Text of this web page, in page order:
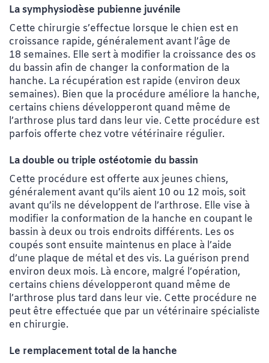
La symphysiodèse pubienne juvénile
Cette chirurgie s’effectue lorsque le chien est en
croissance rapide, généralement avant l’âge de
18 semaines. Elle sert à modifier la croissance des os
du bassin afin de changer la conformation de la
hanche. La récupération est rapide (environ deux
semaines). Bien que la procédure améliore la hanche,
certains chiens développeront quand même de
l’arthrose plus tard dans leur vie. Cette procédure est
parfois offerte chez votre vétérinaire régulier.
La double ou triple ostéotomie du bassin
Cette procédure est offerte aux jeunes chiens,
généralement avant qu’ils aient 10 ou 12 mois, soit
avant qu’ils ne développent de l’arthrose. Elle vise à
modifier la conformation de la hanche en coupant le
bassin à deux ou trois endroits différents. Les os
coupés sont ensuite maintenus en place à l’aide
d’une plaque de métal et des vis. La guérison prend
environ deux mois. Là encore, malgré l’opération,
certains chiens développeront quand même de
l’arthrose plus tard dans leur vie. Cette procédure ne
peut être effectuée que par un vétérinaire spécialiste
en chirurgie.
Le remplacement total de la hanche